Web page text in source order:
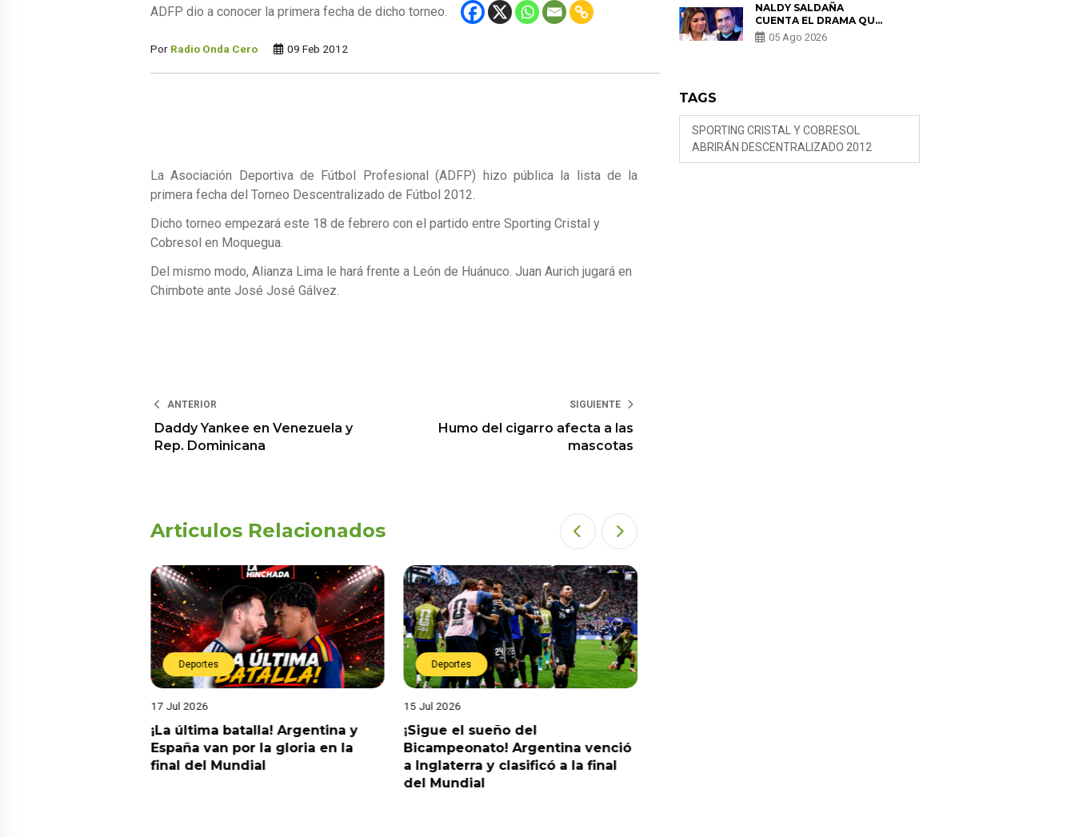
ADFP dio a conocer la primera fecha de dicho torneo.
Por Radio Onda Cero 09 Feb 2012
La Asociación Deportiva de Fútbol Profesional (ADFP) hizo pública la lista de la
primera fecha del Torneo Descentralizado de Fútbol 2012.
Dicho torneo empezará este 18 de febrero con el partido entre Sporting Cristal y
Cobresol en Moquegua.
Del mismo modo, Alianza Lima le hará frente a León de Huánuco. Juan Aurich jugará en
Chimbote ante José José Gálvez.
ANTERIOR
Daddy Yankee en Venezuela y
Rep. Dominicana
SIGUIENTE
Humo del cigarro afecta a las
mascotas
Articulos Relacionados
Deportes
17 Jul 2026
¡La última batalla! Argentina y
España van por la gloria en la
final del Mundial
Deportes
15 Jul 2026
¡Sigue el sueño del
Bicampeonato! Argentina venció
a Inglaterra y clasificó a la final
del Mundial
RIVADENEIRA: “NO LE
CERRARÍA LAS
PUERTAS”
NALDY SALDAÑA
CUENTA EL DRAMA QUE
VIVIÓ EN LA BELLA LUZ
TRAS DENUNCIA AL
05 Ago 2026
TAGS
SPORTING CRISTAL Y COBRESOL
ABRIRÁN DESCENTRALIZADO 2012